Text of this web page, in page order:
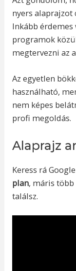
nyers alaprajzot
Inkább érdemes
programok
megtervezni az
Az egyetlen
használható,
nem képes
profi megoldás.
Alaprajz
Keress rá
plan, máris
találsz.